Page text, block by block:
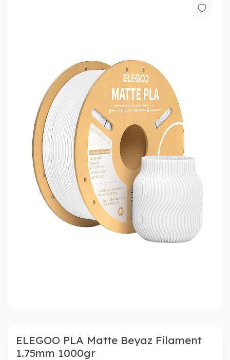
ELEGOO PLA Matte Beyaz Filament
1.75mm 1000gr